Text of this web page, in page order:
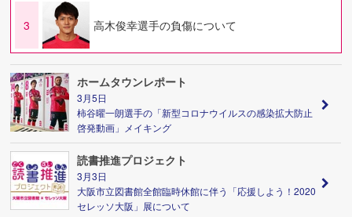
3 高木俊幸選手の負傷について
ホームタウンレポート
3月5日
柿谷曜一朗選手の「新型コロナウイルスの感染拡大防止
啓発動画」メイキング
読書推進プロジェクト
3月3日
大阪市立図書館全館臨時休館に伴う「応援しよう！2020
セレッソ大阪」展について